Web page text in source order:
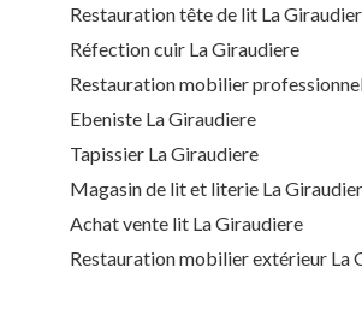
Restauration tête de lit La
Réfection cuir La Giraudiere
Restauration mobilier
Ebeniste La Giraudiere
Tapissier La Giraudiere
Magasin de lit et literie La
Achat vente lit La Giraudiere
Restauration mobilier extérieur La